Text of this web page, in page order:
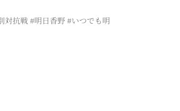
抗戦 #明日香野 #いつでも明